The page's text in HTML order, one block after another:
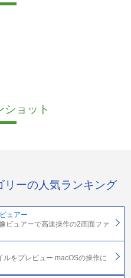
ショット
リーの人気ランキング
ュアー
ビュアーで高速操作の2画面ファ
をプレビュー macOSの操作に